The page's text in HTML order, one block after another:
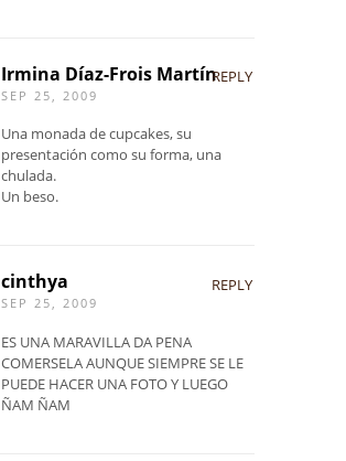
Irmina Díaz-Frois Martín
SEP 25, 2009
REPLY
Una monada de cupcakes, su
presentación como su forma, una
chulada.
Un beso.
cinthya
SEP 25, 2009
REPLY
ES UNA MARAVILLA DA PENA
COMERSELA AUNQUE SIEMPRE SE LE
PUEDE HACER UNA FOTO Y LUEGO
ÑAM ÑAM